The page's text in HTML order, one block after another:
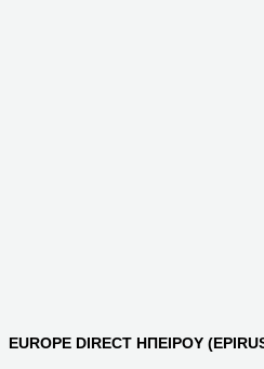
EUROPE DIRECT ΗΠΕΙΡΟΥ